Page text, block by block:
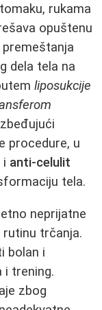
rukama
opuštenu
dela tela na
liposukcije
procedure, u
i anti-celulit
tela.
neprijatne
trčanja.
bolan i
i trening.
zbog